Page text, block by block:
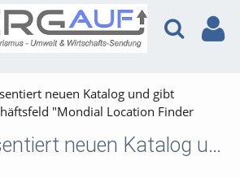
neuen Katalog und gibt
"Mondial Location Finder
Mondial präsentiert neuen Katalog und gibt Startschuss für Geschäftsfeld "Mondial Location Finder